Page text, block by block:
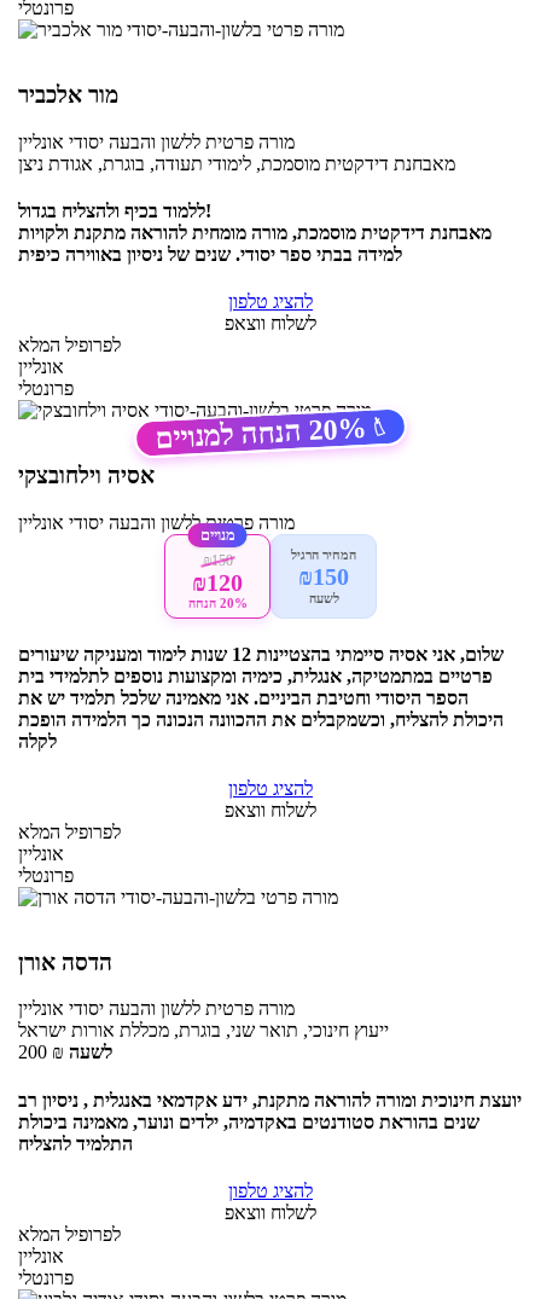
פרונטלי
מור אלכביר
מורה פרטית ללשון והבעה יסודי אונליין
מאבחנת דידקטית מוסמכת, לימודי תעודה, בוגרת, אגודת ניצן
ללמוד בכיף ולהצליח בגדול!
מאבחנת דידקטית מוסמכת, מורה מומחית להוראה מתקנת ולקויות
למידה בבתי ספר יסודי. שנים של ניסיון באווירה כיפית
להציג טלפון
לשלוח ווצאפ
לפרופיל המלא
אונליין
פרונטלי
🏷️
20%
הנחה למנויים
אסיה וילחובצקי
מורה פרטיתללשון והבעה יסודי אונליין
המחיר הרגיל
₪150
לשעה
מנויים
₪150
₪120
20% הנחה
שלום, אני אסיה סיימתי בהצטיינות 12 שנות לימוד ומעניקה שיעורים
פרטיים במתמטיקה, אנגלית, כימיה ומקצועות נוספים לתלמידי בית
הספר היסודי וחטיבת הביניים. אני מאמינה שלכל תלמיד יש את
היכולת להצליח, וכשמקבלים את ההכוונה הנכונה כך הלמידה הופכת
לקלה
להציג טלפון
לשלוח ווצאפ
לפרופיל המלא
אונליין
פרונטלי
הדסה אורן
מורה פרטית ללשון והבעה יסודי אונליין
ייעוץ חינוכי, תואר שני, בוגרת, מכללת אורות ישראל
200 ₪ לשעה
יועצת חינוכית ומורה להוראה מתקנת, ידע אקדמאי באנגלית , ניסיון רב
שנים בהוראת סטודנטים באקדמיה, ילדים ונוער, מאמינה ביכולת
התלמיד להצליח
להציג טלפון
לשלוח ווצאפ
לפרופיל המלא
אונליין
פרונטלי